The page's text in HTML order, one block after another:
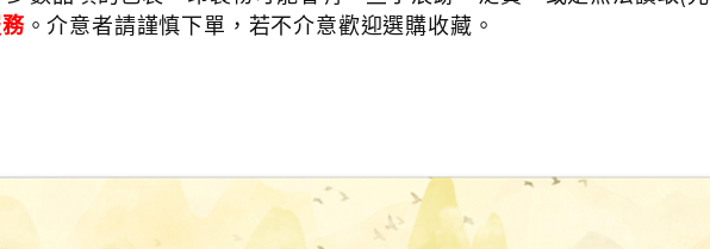
。介意者請謹慎下單，若不介意歡迎選購收藏。